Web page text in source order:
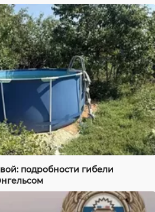
подробности гибели